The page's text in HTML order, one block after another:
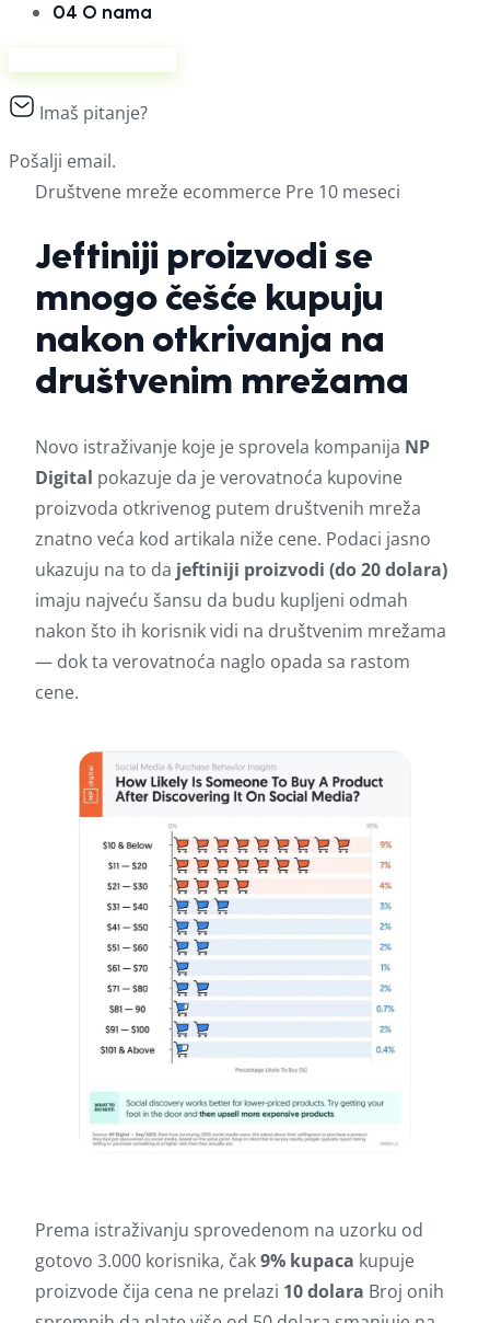
04 O nama
Imaš pitanje?
Pošalji email.
Društvene mreže ecommerce Pre 10 meseci
Jeftiniji proizvodi se
mnogo češće kupuju
nakon otkrivanja na
društvenim mrežama
Novo istraživanje koje je sprovela kompanija NP
Digital pokazuje da je verovatnoća kupovine
proizvoda otkrivenog putem društvenih mreža
znatno veća kod artikala niže cene. Podaci jasno
ukazuju na to da jeftiniji proizvodi (do 20 dolara)
imaju najveću šansu da budu kupljeni odmah
nakon što ih korisnik vidi na društvenim mrežama
— dok ta verovatnoća naglo opada sa rastom
cene.
Prema istraživanju sprovedenom na uzorku od
gotovo 3.000 korisnika, čak9% kupaca kupuje
proizvode čija cena ne prelazi 10 dolara Broj onih